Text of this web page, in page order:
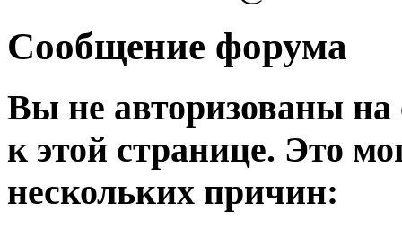
Сообщение форума
Вы не авторизованы на
к этой странице. Это
нескольких причин: